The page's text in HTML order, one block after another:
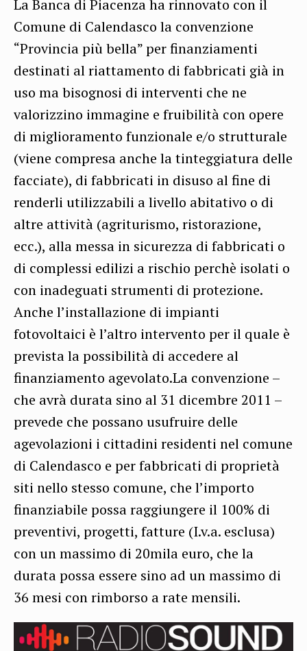
La Banca di Piacenza ha rinnovato con il
Comune di Calendasco la convenzione
“Provincia più bella” per finanziamenti
destinati al riattamento di fabbricati già in
uso ma bisognosi di interventi che ne
valorizzino immagine e fruibilità con opere
di miglioramento funzionale e/o strutturale
(viene compresa anche la tinteggiatura delle
facciate), di fabbricati in disuso al fine di
renderli utilizzabili a livello abitativo o di
altre attività (agriturismo, ristorazione,
ecc.), alla messa in sicurezza di fabbricati o
di complessi edilizi a rischio perchè isolati o
con inadeguati strumenti di protezione.
Anche l’installazione di impianti
fotovoltaici è l’altro intervento per il quale è
prevista la possibilità di accedere al
finanziamento agevolato.La convenzione –
che avrà durata sino al 31 dicembre 2011 –
prevede che possano usufruire delle
agevolazioni i cittadini residenti nel comune
di Calendasco e per fabbricati di proprietà
siti nello stesso comune, che l’importo
finanziabile possa raggiungere il 100% di
preventivi, progetti, fatture (I.v.a. esclusa)
con un massimo di 20mila euro, che la
durata possa essere sino ad un massimo di
36 mesi con rimborso a rate mensili.